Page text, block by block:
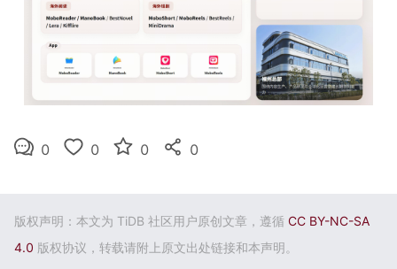
0 0 0 0
版权声明：本文为 TiDB 社区用户原创文章，遵循 CC BY-NC-SA
4.0 版权协议，转载请附上原文出处链接和本声明。